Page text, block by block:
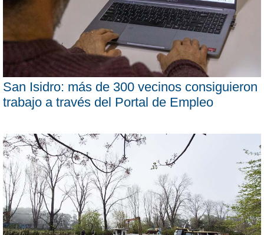
San Isidro: más de 300 vecinos consiguieron
trabajo a través del Portal de Empleo